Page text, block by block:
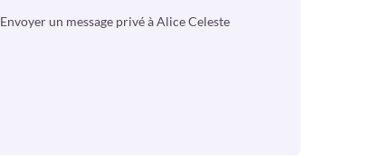
Envoyer un message privé à Alice Celeste